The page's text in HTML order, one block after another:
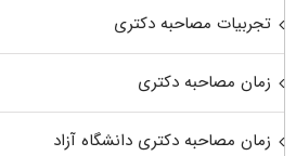
تجربیات مصاحبه دکتری
زمان مصاحبه دکتری
زمان مصاحبه دکتری دانشگاه آزاد